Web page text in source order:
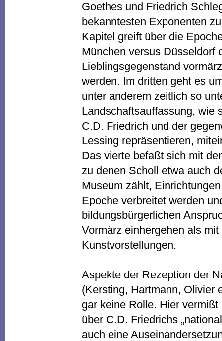
Goethes und Friedrich
bekanntesten Exponenten
Kapitel greift über die
München versus Düsseldorf
Lieblingsgegenstand
werden. Im dritten geht es
unter anderem zeitlich so
Landschaftsauffassung, wie
C.D. Friedrich und der
Lessing repräsentieren,
Das vierte befaßt sich mit
zu denen Scholl etwa auch
Museum zählt,
Epoche verbreitet werden
bildungsbürgerlichen
Vormärz einhergehen als
Kunstvorstellungen.
Aspekte der Rezeption der
(Kersting, Hartmann, Olivier
gar keine Rolle. Hier
über C.D. Friedrichs
auch eine